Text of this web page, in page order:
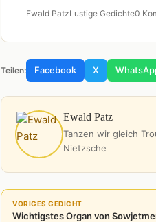
Ewald PatzLustige Gedichte0
Teilen: Facebook X
Ewald Patz
Tanzen wir gleich
Nietzsche
VORIGES GEDICHT
Wichtigstes Organ von